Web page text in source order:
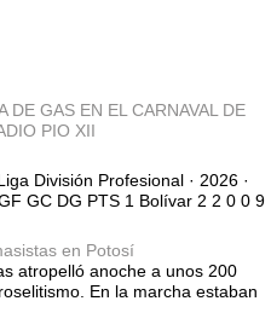
DE GAS EN EL CARNAVAL DE
PIO XII
División Profesional · 2026 ·
GC DG PTS 1 Bolívar 2 2 0 0 9
en Potosí
atropelló anoche a unos 200
En la marcha estaban